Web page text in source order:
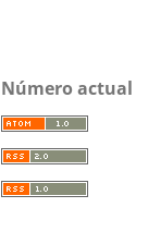
Número actual